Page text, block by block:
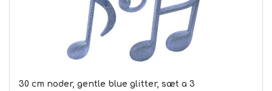
30 cm noder, gentle blue glitter, sæt a 3